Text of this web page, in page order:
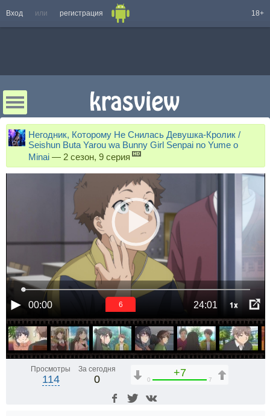
Вход или регистрация 18+
Негодник, Которому Не Снилась Девушка-Кролик /
Seishun Buta Yarou wa Bunny Girl Senpai no Yume o
Minai — 2 сезон, 9 серия
00:00 24:01 1x
6
Просмотры
114
За сегодня
0
+7
0 7